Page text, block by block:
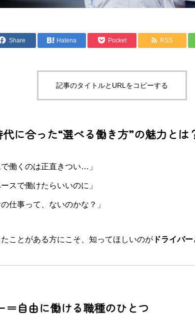
Share Hatena Pocket RSS
記事のタイトルとURLをコピーする
に合った“選べる働き方”の魅力とは
で働くのは正直きつい…」
スで働けたらいいのに」
仕事って、ないのかな？」
ことがある方にこそ、知ってほしいのが ドライバ
＝自由に働ける職種のひとつ